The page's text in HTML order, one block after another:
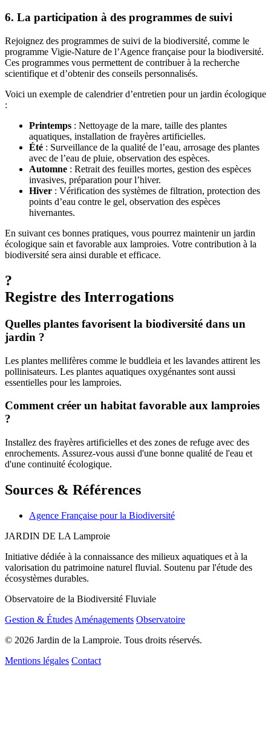
6. La participation à des programmes de suivi
Rejoignez des programmes de suivi de la biodiversité, comme le
programme Vigie-Nature de l’Agence française pour la biodiversité.
Ces programmes vous permettent de contribuer à la recherche
scientifique et d’obtenir des conseils personnalisés.
Voici un exemple de calendrier d’entretien pour un jardin écologique
:
Printemps : Nettoyage de la mare, taille des plantes
aquatiques, installation de frayères artificielles.
Été : Surveillance de la qualité de l’eau, arrosage des plantes
avec de l’eau de pluie, observation des espèces.
Automne : Retrait des feuilles mortes, gestion des espèces
invasives, préparation pour l’hiver.
Hiver : Vérification des systèmes de filtration, protection des
points d’eau contre le gel, observation des espèces
hivernantes.
En suivant ces bonnes pratiques, vous pourrez maintenir un jardin
écologique sain et favorable aux lamproies. Votre contribution à la
biodiversité sera ainsi durable et efficace.
?
Registre des Interrogations
Quelles plantes favorisent la biodiversité dans un
jardin ?
Les plantes mellifères comme le buddleia et les lavandes attirent les
pollinisateurs. Les plantes aquatiques oxygénantes sont aussi
essentielles pour les lamproies.
Comment créer un habitat favorable aux lamproies
?
Installez des frayères artificielles et des zones de refuge avec des
enrochements. Assurez-vous aussi d'une bonne qualité de l'eau et
d'une continuité écologique.
Sources & Références
Agence Française pour la Biodiversité
JARDIN DE LA Lamproie
Initiative dédiée à la connaissance des milieux aquatiques et à la
valorisation du patrimoine naturel fluvial. Soutenu par l'étude des
écosystèmes durables.
Observatoire de la Biodiversité Fluviale
Gestion & Études Aménagements Observatoire
© 2026 Jardin de la Lamproie. Tous droits réservés.
Mentions légales Contact